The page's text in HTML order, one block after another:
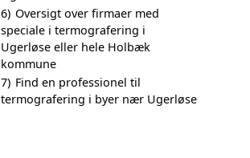
6) Oversigt over firmaer med
speciale i termografering i
Ugerløse eller hele Holbæk
kommune
7) Find en professionel til
termografering i byer nær Ugerløse